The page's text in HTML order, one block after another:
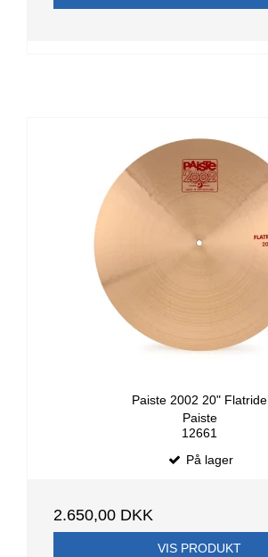
Paiste 2002 20" Flatride
Paiste
12661
På lager
2.650,00 DKK
VIS PRODUKT